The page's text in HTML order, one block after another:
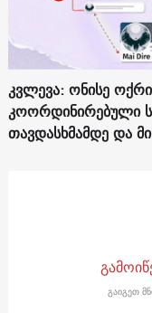
კვლევა: ონისე
კოორდინირებული
თავდასხმამდე და
გაიგეთ